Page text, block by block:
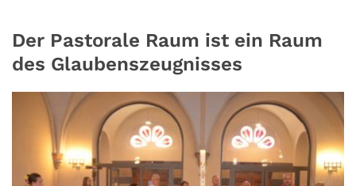
Der Pastorale Raum ist ein Raum
des Glaubenszeugnisses